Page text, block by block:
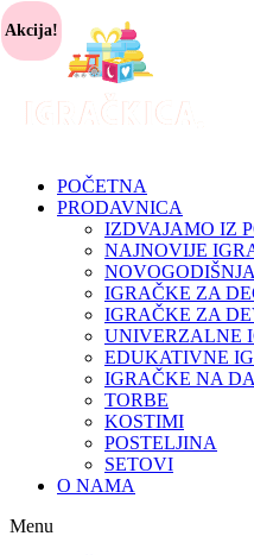
POČETNA
PRODAVNICA
IZDVAJAMO IZ
NAJNOVIJE
IGRAČKE ZA
IGRAČKE ZA
UNIVERZALNE
EDUKATIVNE
IGRAČKE NA
TORBE
KOSTIMI
POSTELJINA
SETOVI
O NAMA
Menu
Akcija!